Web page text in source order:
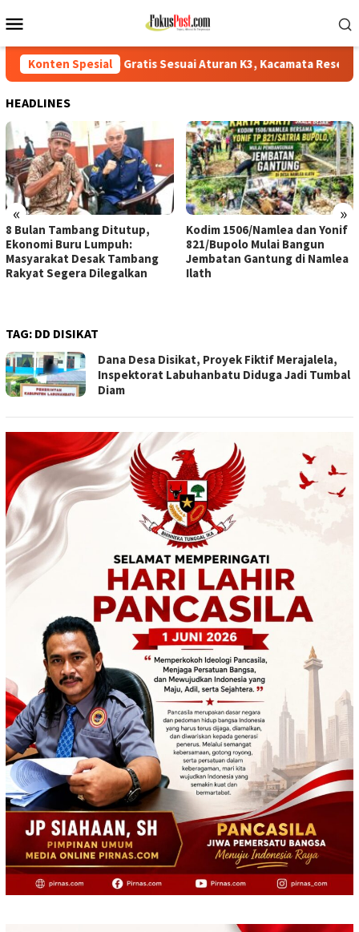
ke
Mobile
Konten Spesial
Sesuai Aturan K3, Kacamata Resep Ditanggung
HEADLINES
« »
8 Bulan Tambang Ditutup,
Ekonomi Buru Lumpuh:
Masyarakat Desak Tambang
Rakyat Segera Dilegalkan
Kodim 1506/Namlea dan Yonif
821/Bupolo Mulai Bangun
Jembatan Gantung di Namlea
Ilath
TAG: DD DISIKAT
Dana Desa Disikat, Proyek Fiktif Merajalela,
Inspektorat Labuhanbatu Diduga Jadi Tumbal
Diam